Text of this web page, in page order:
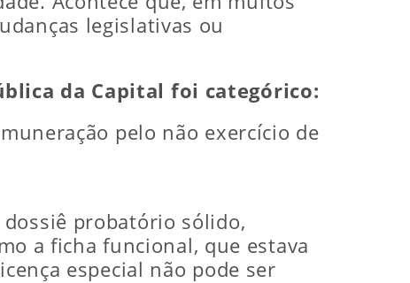
legislativas ou
da Capital foi categórico:
pelo não exercício de
dossiê probatório sólido,
a ficha funcional, que estava
especial não pode ser